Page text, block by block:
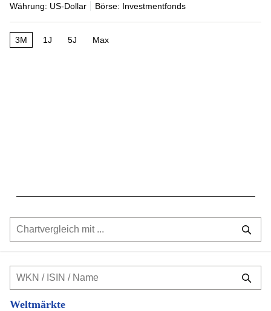
Währung: US-Dollar
Börse: Investmentfonds
3M 1J 5J Max
Weltmärkte